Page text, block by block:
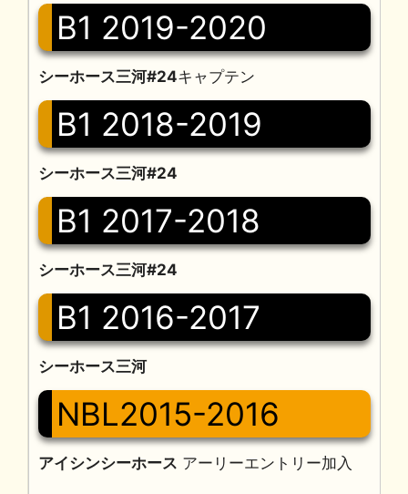
B1 2019-2020
シーホース三河#24キャプテン
B1 2018-2019
シーホース三河#24
B1 2017-2018
シーホース三河#24
B1 2016-2017
シーホース三河
NBL2015-2016
アイシンシーホース アーリーエントリー加入